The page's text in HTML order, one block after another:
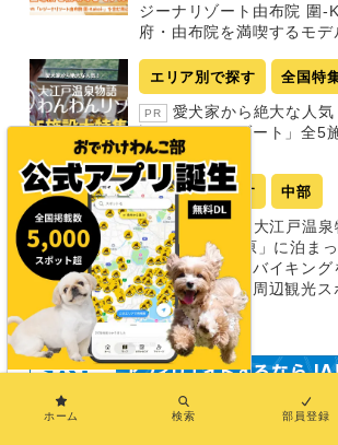
ジーナリゾート由布院 圍-
府・由布院を満喫するモデ
エリア別で探す 全国特
PR
愛犬家から絶大な人
語わんわんリゾート」全5
エリア別で探す 中部
PR
【栃木】「大江戸温泉
ゾート 那須塩原」に泊ま
泉と豪華多彩なバイキング
一緒に楽しめる周辺観光ス
PR
わんことおでかけマガジン
ホーム 検索 部員登録